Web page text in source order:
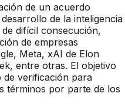
de un acuerdo
de la inteligencia
difícil consecución,
de empresas
Meta, xAI de Elon
entre otras. El objetivo
de verificación para
términos por parte de los